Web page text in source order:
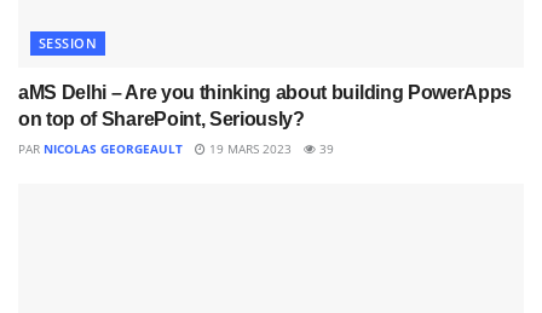
SESSION
aMS Delhi – Are you thinking about building PowerApps
on top of SharePoint, Seriously?
PAR NICOLAS GEORGEAULT 19 MARS 2023 39